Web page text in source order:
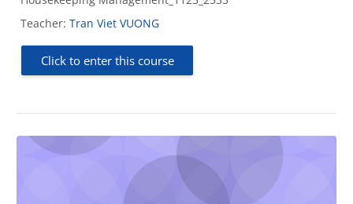
Teacher: Tran Viet VUONG
Click to enter this course